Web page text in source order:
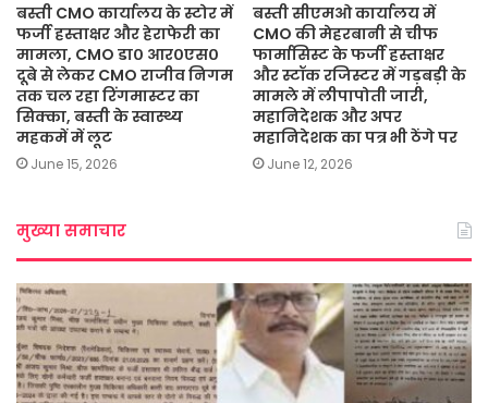
बस्ती CMO कार्यालय के स्टोर में
फर्जी हस्ताक्षर और हेराफेरी का
मामला, CMO डा० आर०एस०
दूबे से लेकर CMO राजीव निगम
तक चल रहा रिंगमास्टर का
सिक्का, बस्ती के स्वास्थ्य
महकमें में लूट
June 15, 2026
बस्ती सीएमओ कार्यालय में
CMO की मेहरबानी से चीफ
फार्मासिस्ट के फर्जी हस्ताक्षर
और स्टॉक रजिस्टर में गड़बड़ी के
मामले में लीपापोती जारी,
महानिदेशक और अपर
महानिदेशक का पत्र भी ठेंगे पर
June 12, 2026
मुख्या समाचार